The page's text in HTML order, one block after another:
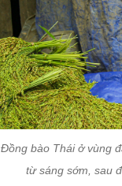
Đồng bào Thái ở vùng
từ sáng sớm, sau